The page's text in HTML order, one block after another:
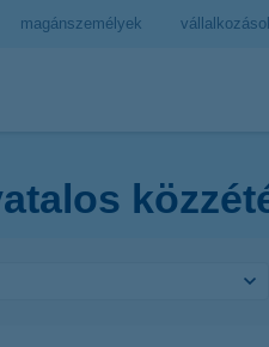
magánszemélyek